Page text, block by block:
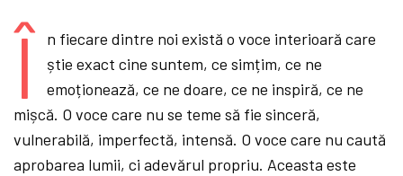
Î
n fiecare dintre noi există o voce interioară care
știe exact cine suntem, ce simțim, ce ne
emoționează, ce ne doare, ce ne inspiră, ce ne
mișcă. O voce care nu se teme să fie sinceră,
vulnerabilă, imperfectă, intensă. O voce care nu caută
aprobarea lumii, ci adevărul propriu. Aceasta este